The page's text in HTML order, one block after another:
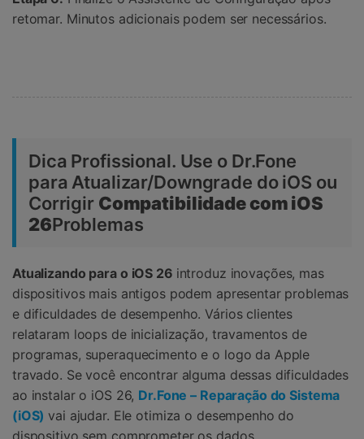
retomar. Minutos adicionais podem ser necessários.
Dica Profissional. Use o Dr.Fone
para Atualizar/Downgrade do iOS ou
Corrigir Compatibilidade com iOS
26Problemas
Atualizando para o iOS 26 introduz inovações, mas
dispositivos mais antigos podem apresentar problemas
e dificuldades de desempenho. Vários clientes
relataram loops de inicialização, travamentos de
programas, superaquecimento e o logo da Apple
travado. Se você encontrar alguma dessas dificuldades
ao instalar o iOS 26, Dr.Fone – Reparação do Sistema
(iOS) vai ajudar. Ele otimiza o desempenho do